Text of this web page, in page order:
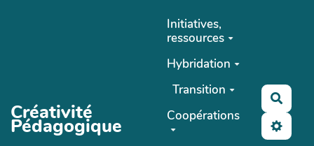
Créativité
Pédagogique
Initiatives,
ressources
Hybridation
Transition
Coopérations